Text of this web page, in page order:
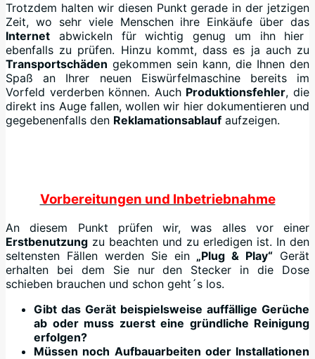
Trotzdem halten wir diesen Punkt gerade in der jetzigen
Zeit, wo sehr viele Menschen ihre Einkäufe über das
Internet abwickeln für wichtig genug um ihn hier
ebenfalls zu prüfen. Hinzu kommt, dass es ja auch zu
Transportschäden gekommen sein kann, die Ihnen den
Spaß an Ihrer neuen Eiswürfelmaschine bereits im
Vorfeld verderben können. Auch Produktionsfehler, die
direkt ins Auge fallen, wollen wir hier dokumentieren und
gegebenenfalls den Reklamationsablauf aufzeigen.
Vorbereitungen und Inbetriebnahme
An diesem Punkt prüfen wir, was alles vor einer
Erstbenutzung zu beachten und zu erledigen ist. In den
seltensten Fällen werden Sie ein „Plug & Play“ Gerät
erhalten bei dem Sie nur den Stecker in die Dose
schieben brauchen und schon geht´s los.
Gibt das Gerät beispielsweise auffällige Gerüche
ab oder muss zuerst eine gründliche Reinigung
erfolgen?
Müssen noch Aufbauarbeiten oder Installationen